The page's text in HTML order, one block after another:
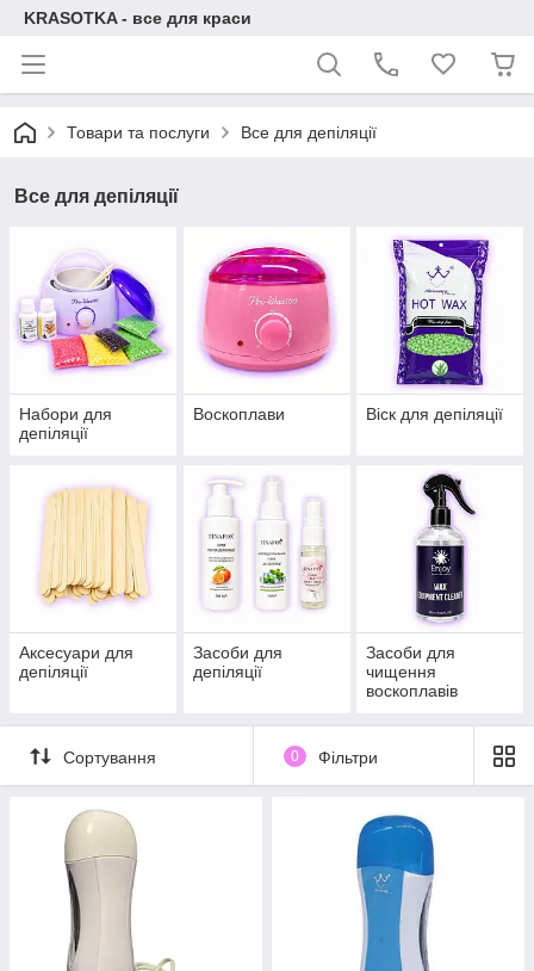
KRASOTKA - все для краси
Товари та послуги Все для депіляції
Все для депіляції
Набори для
депіляції
Воскоплави Віск для депіляції
Аксесуари для
депіляції
Засоби для
депіляції
Засоби для
чищення
воскоплавів
Сортування 0 Фільтри